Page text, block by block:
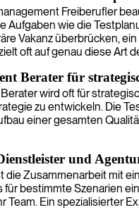
Freiberufler
Aufgaben wie die
Vakanz überbrücken,
oft auf genau diese Art
Berater für
wird oft für
zu entwickeln. Die
einer gesamten
und
die Zusammenarbeit mit
für bestimmte Szenarien
Team. Ein spezialisierter